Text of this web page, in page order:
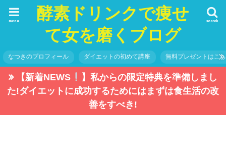
酵素ドリンクで痩せ
て女を磨くブログ
search
menu
なつきのプロフィール ダイエットの初めて講座 無料プレゼントはこ
【新着NEWS
】私からの限定特典を準備しまし
た!ダイエットに成功するためにはまずは食生活の改
善をすべき!